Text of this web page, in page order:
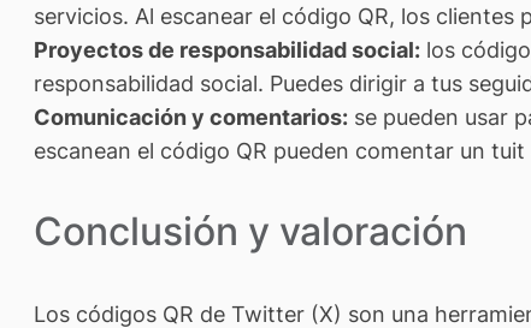
servicios. Al escanear el código QR, los
Proyectos de responsabilidad social: los
responsabilidad social. Puedes dirigir a tus
Comunicación y comentarios: se pueden usar
escanean el código QR pueden comentar un
Conclusión y valoración
Los códigos QR de Twitter (X) son una